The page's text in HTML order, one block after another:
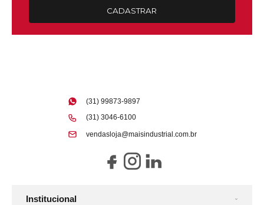
CADASTRAR
Institucional
(31) 99873-9897
(31) 3046-6100
vendasloja@maisindustrial.com.br